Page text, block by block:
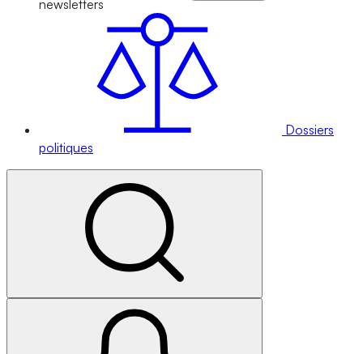
newsletters
Dossiers
politiques